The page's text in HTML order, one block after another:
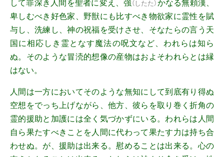
（したた）
卑しむべき好色家、野獣にも比すべき物欲家に霊性を賦
与し、洗練し、神の祝福を受けさせ、そなたらの言う天
国に相応しき霊となす魔法の呪文など、われらは知ら
ぬ。そのような冒涜的想像の産物はおよそわれらとは縁
はない。
人間は一方においてそのような無知にして到底有り得ぬ
空想をでっち上げながら、他方、彼らを取り巻く折角の
霊的援助と加護には全く気づかずにいる。われらは人間
自ら果たすべきことを人間に代わって果たす力は持ち合
わせぬ。が、援助は出来る。慰めることは出来る。心の